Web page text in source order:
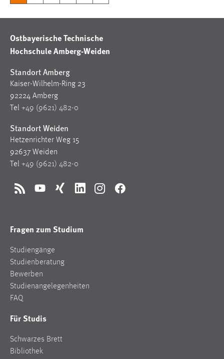
Ostbayerische Technische
Hochschule Amberg-Weiden
Standort Amberg
Kaiser-Wilhelm-Ring 23
92224 Amberg
Tel +49 (9621) 482-0
Standort Weiden
Hetzenrichter Weg 15
92637 Weiden
Tel +49 (9621) 482-0
RSS YouTubeXing LinkedInInstagramFacebook
Fragen zum Studium
Studiengänge
Studienberatung
Bewerben
Studienangelegenheiten
FAQ
Für Studis
Schwarzes Brett
Bibliothek